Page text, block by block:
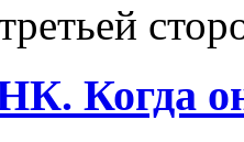
Когда